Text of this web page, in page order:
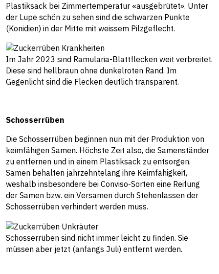
Plastiksack bei Zimmertemperatur «ausgebrütet». Unter
der Lupe schön zu sehen sind die schwarzen Punkte
(Konidien) in der Mitte mit weissem Pilzgeflecht.
Im Jahr 2023 sind Ramularia-Blattflecken weit verbreitet.
Diese sind hellbraun ohne dunkelroten Rand. Im
Gegenlicht sind die Flecken deutlich transparent.
Schosserrüben
Die Schosserrüben beginnen nun mit der Produktion von
keimfähigen Samen. Höchste Zeit also, die Samenständer
zu entfernen und in einem Plastiksack zu entsorgen.
Samen behalten jahrzehntelang ihre Keimfähigkeit,
weshalb insbesondere bei Conviso-Sorten eine Reifung
der Samen bzw. ein Versamen durch Stehenlassen der
Schosserrüben verhindert werden muss.
Schosserrüben sind nicht immer leicht zu finden. Sie
müssen aber jetzt (anfangs Juli) entfernt werden.